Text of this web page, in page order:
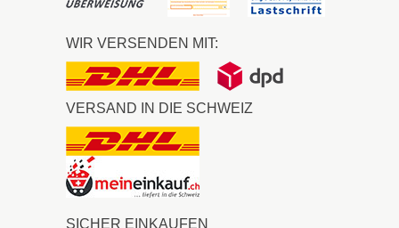
WIR VERSENDEN MIT:
VERSAND IN DIE SCHWEIZ
SICHER EINKAUFEN